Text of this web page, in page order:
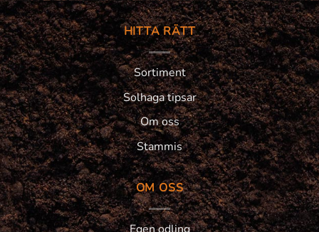
HITTA RÄTT
Sortiment
Solhaga tipsar
Om oss
Stammis
OM OSS